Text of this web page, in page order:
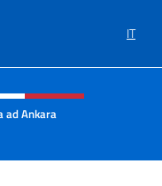
IT
e menù
ad Ankara